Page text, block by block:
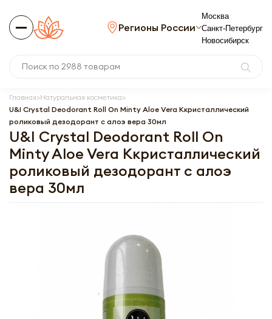
Регионы России
Москва
Санкт-Петербург
Новосибирск
Главная Натуральная косметика
U&I Crystal Deodorant Roll On Minty Aloe Vera Ккристаллический
роликовый дезодорант с алоэ вера 30мл
U&I Crystal Deodorant Roll On
Minty Aloe Vera Ккристаллический
роликовый дезодорант с алоэ
вера 30мл